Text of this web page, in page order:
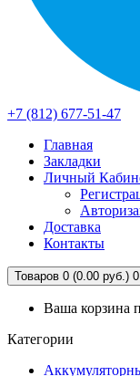
+7 (812) 677-51-47
Главная
Закладки
Личный
Доставка
Контакты
Товаров 0 (0.00 руб.) 0
Ваша корзина
Категории